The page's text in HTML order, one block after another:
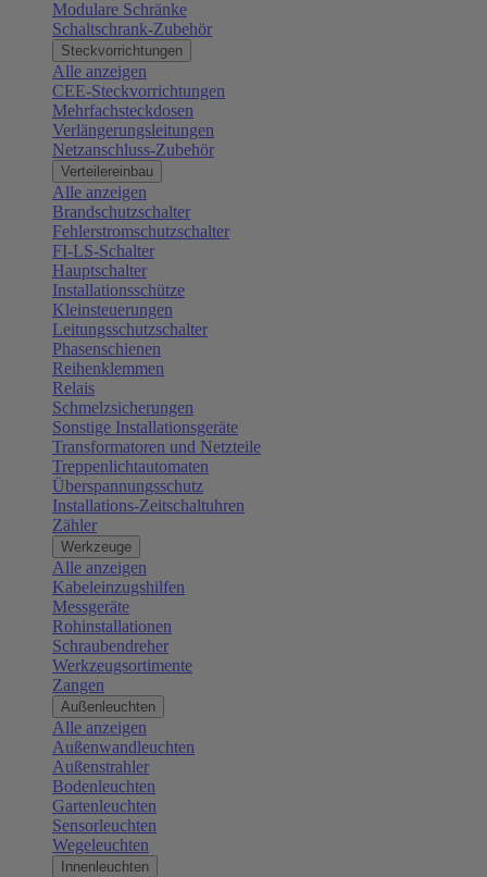
Modulare Schränke
Schaltschrank-Zubehör
Steckvorrichtungen
Alle anzeigen
CEE-Steckvorrichtungen
Mehrfachsteckdosen
Verlängerungsleitungen
Netzanschluss-Zubehör
Verteilereinbau
Alle anzeigen
Brandschutzschalter
Fehlerstromschutzschalter
FI-LS-Schalter
Hauptschalter
Installationsschütze
Kleinsteuerungen
Leitungsschutzschalter
Phasenschienen
Reihenklemmen
Relais
Schmelzsicherungen
Sonstige Installationsgeräte
Transformatoren und Netzteile
Treppenlichtautomaten
Überspannungsschutz
Installations-Zeitschaltuhren
Zähler
Werkzeuge
Alle anzeigen
Kabeleinzugshilfen
Messgeräte
Rohinstallationen
Schraubendreher
Werkzeugsortimente
Zangen
Außenleuchten
Alle anzeigen
Außenwandleuchten
Außenstrahler
Bodenleuchten
Gartenleuchten
Sensorleuchten
Wegeleuchten
Innenleuchten